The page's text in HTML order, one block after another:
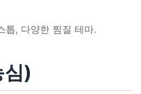
톱, 다양한 찜질 테마.
)